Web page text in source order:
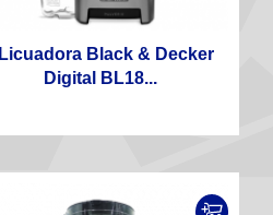
Licuadora Black & Decker
Digital BL18...